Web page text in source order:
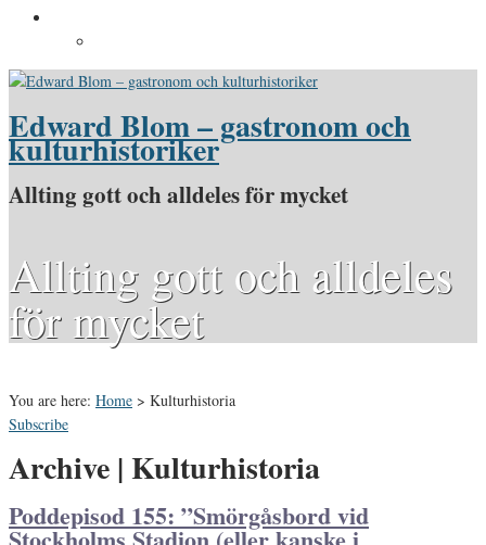
Edward Blom – gastronom och
kulturhistoriker
Allting gott och alldeles för mycket
Allting gott och alldeles
för mycket
You are here: Home > Kulturhistoria
Subscribe
Archive | Kulturhistoria
Poddepisod 155: ”Smörgåsbord vid